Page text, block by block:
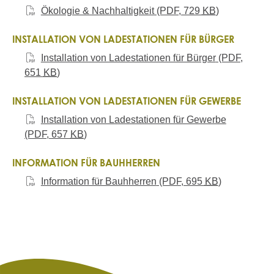
Ökologie & Nachhaltigkeit(PDF, 729 KB)
INSTALLATION VON LADESTATIONEN FÜR BÜRGER
Installation von Ladestationen für Bürger(PDF,
651 KB)
INSTALLATION VON LADESTATIONEN FÜR GEWERBE
Installation von Ladestationen für Gewerbe
(PDF, 657 KB)
INFORMATION FÜR BAUHHERREN
Information für Bauhherren (PDF, 695 KB)